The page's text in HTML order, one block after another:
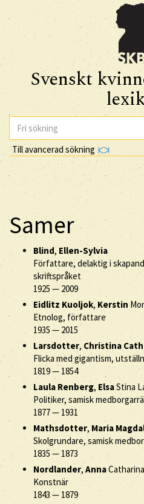
Svenskt
Till avancerad sökning
Samer
Blind, Ellen-Sylvia
Författare, delaktig i
skriftspråket
1925 — 2009
Eidlitz Kuoljok,Kerstin
Etnolog, författare
1935 — 2015
Larsdotter, Christina
Flicka med gigantism,
1819—1854
Laula Renberg, ElsaStina
Politiker, samisk
1877— 1931
Mathsdotter,Maria
Skolgrundare, samisk
1835 — 1873
Nordlander, AnnaCatharina
Konstnär
1843 — 1879